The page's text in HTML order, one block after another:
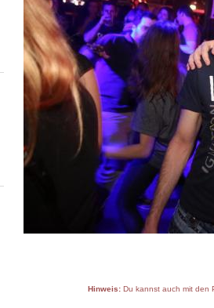
Hinweis:Du kannst auch mit den